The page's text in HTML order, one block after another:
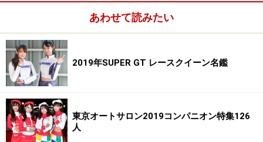
・愛称／ゆきんこ
・趣味／アニメ、ウエイトトレーニング
・特技／英会話
・ブログ／http://ameblo.jp/yukidayo0221/
■リアルタイム情報は「レースクイーン navi」で配信
中！
----------------------------------------------------------
※著作権は撮影者・矢沢隆則及びオールアバウトに帰属
あわせて読みたい
2019年SUPER GT レースクイーン名鑑
東京オートサロン2019コンパニオン特集126
人